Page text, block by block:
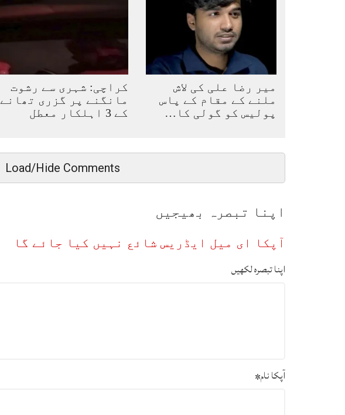
کراچی: شہری سے رشوت
مانگنے پر گزری تھانے
کے 3 اہلکار معطل
میر رضا علی کی لاش
ملنے کے مقام کے پاس
پولیس کو گولی کا…
Load/Hide Comments
اپنا تبصرہ بھیجیں
آپکا ای میل ایڈریس شائع نہیں کیا جائے گا
اپنا تبصرہ لکھیں
آپکا نام*